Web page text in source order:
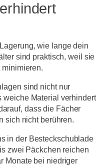
wie lange dein
sind praktisch, weil sie
sind nicht nur
weiche Material verhindert
dass die Fächer
sich nicht berühren.
in der Besteckschublade
zwei Päckchen reichen
Monate bei niedriger